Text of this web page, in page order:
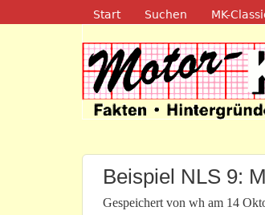
Navigation
Start Suchen MK-
Motor-
Beispiel NLS 9:
Gespeichert von wh am 14